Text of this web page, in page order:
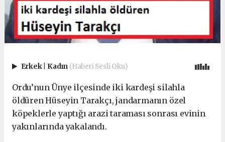
Erkek Kadın (Haberi Sesli Oku)
Ordu’nun Ünye ilçesinde iki kardeşi silahla
öldüren Hüseyin Tarakçı, jandarmanın özel
köpeklerle yaptığı arazi taraması sonrası evinin
yakınlarında yakalandı.